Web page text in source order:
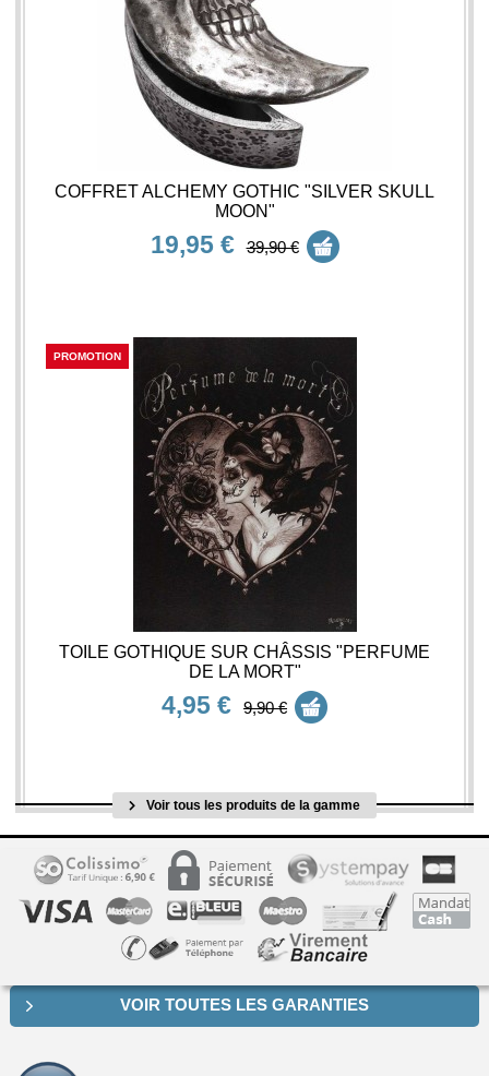
COFFRET ALCHEMY GOTHIC "SILVER SKULL
MOON"
19,95 € 39,90 €
PROMOTION
TOILE GOTHIQUE SUR CHÂSSIS "PERFUME
DE LA MORT"
4,95 € 9,90 €
Voir tous les produits de la gamme
VOIR TOUTES LES GARANTIES